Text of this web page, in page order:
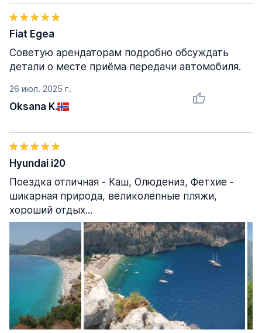
26 июл. 2025 г.
Oksana K.
Fiat Egea
Советую арендаторам подробно обсуждать
детали о месте приёма передачи автомобиля.
Hyundai i20
Поездка отличная - Каш, Олюдениз, Фетхие -
шикарная природа, великолепные пляжи,
хороший отдых...